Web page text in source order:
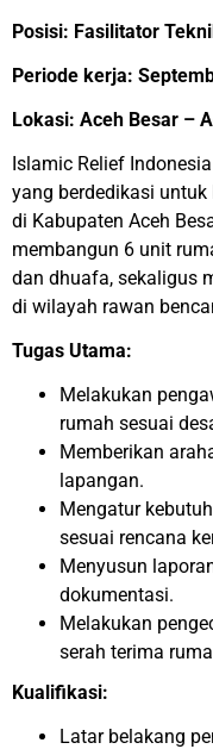
Posisi: Fasilitator
Periode kerja:
Lokasi: Aceh Besar –
Islamic Relief
yang berdedikasi untuk
di Kabupaten Aceh
membangun 6 unit
dan dhuafa, sekaligus
di wilayah rawan
Tugas Utama:
Melakukan
rumah sesuai
Memberikan
lapangan.
Mengatur
sesuai rencana
Menyusun
dokumentasi.
Melakukan
serah terima
Kualifikasi:
Latar belakang